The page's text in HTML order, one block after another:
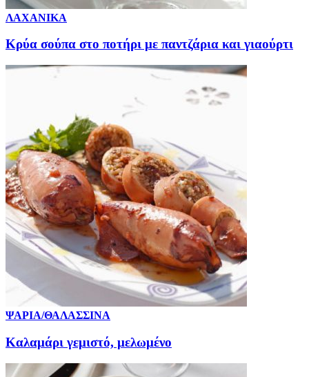
ΛΑΧΑΝΙΚΑ
Κρύα σούπα στο ποτήρι με παντζάρια και γιαούρτι
ΨΑΡΙΑ/ΘΑΛΑΣΣΙΝΑ
Καλαμάρι γεμιστό, μελωμένο